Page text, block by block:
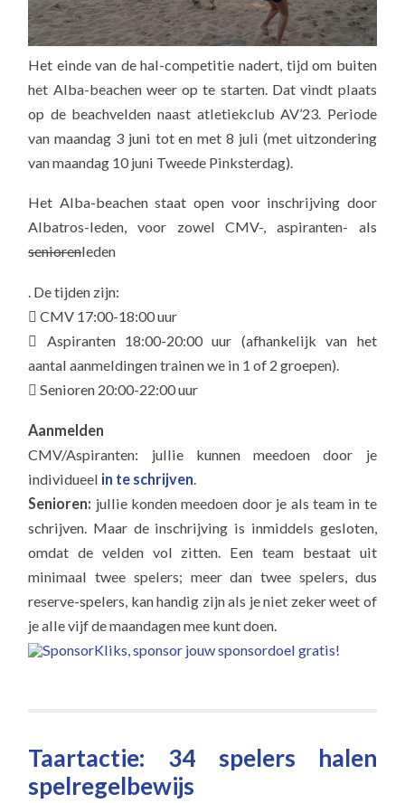
Het einde van de hal-competitie nadert, tijd om buiten
het Alba-beachen weer op te starten. Dat vindt plaats
op de beachvelden naast atletiekclub AV’23. Periode
van maandag 3 juni tot en met 8 juli (met uitzondering
van maandag 10 juni Tweede Pinksterdag).
Het Alba-beachen staat open voor inschrijving door
Albatros-leden, voor zowel CMV-, aspiranten- als
seniorenleden
. De tijden zijn:
 CMV 17:00-18:00 uur
 Aspiranten 18:00-20:00 uur (afhankelijk van het
aantal aanmeldingen trainen we in 1 of 2 groepen).
 Senioren 20:00-22:00 uur
Aanmelden
CMV/Aspiranten: jullie kunnen meedoen door je
individueel in te schrijven
Senioren: jullie konden meedoen door je als team in te
schrijven. Maar de inschrijving is inmiddels gesloten,
omdat de velden vol zitten. Een team bestaat uit
minimaal twee spelers; meer dan twee spelers, dus
reserve-spelers, kan handig zijn als je niet zeker weet of
je alle vijf de maandagen mee kunt doen.
Taartactie: 34 spelers halen
spelregelbewijs